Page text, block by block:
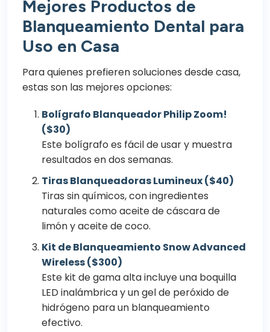
Mejores Productos de
Blanqueamiento Dental para
Uso en Casa
Para quienes prefieren soluciones desde casa,
estas son las mejores opciones:
Bolígrafo Blanqueador Philip Zoom!
($30)
Este bolígrafo es fácil de usar y muestra
resultados en dos semanas.
Tiras Blanqueadoras Lumineux ($40)
Tiras sin químicos, con ingredientes
naturales como aceite de cáscara de
limón y aceite de coco.
Kit de Blanqueamiento Snow Advanced
Wireless ($300)
Este kit de gama alta incluye una boquilla
LED inalámbrica y un gel de peróxido de
hidrógeno para un blanqueamiento
efectivo.